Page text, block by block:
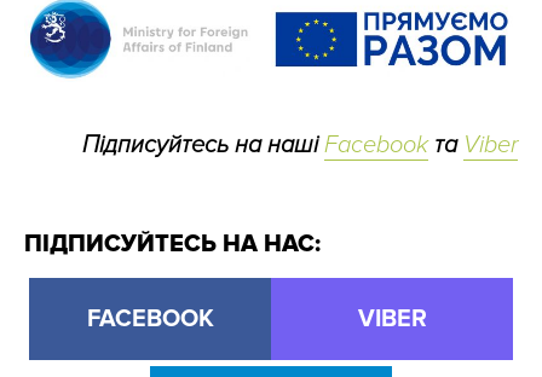
Підписуйтесь на нашіFacebookта Viber
ПІДПИСУЙТЕСЬ НА НАС:
FACEBOOK VIBER